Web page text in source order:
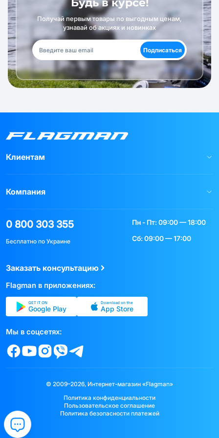
Будь в курсе!
Получай первым товары по выгодным ценам,
узнавай об акциях и новинках
Подписаться
Клиентам
Компания
0 800 303 355
Бесплатно по Украине
Пн - Пт: 09:00 — 18:00
Сб: 09:00 — 17:00
Заказать консультацию
Flagman в приложениях:
GET IT ON
Google Play
Download on the
App Store
Мы в соцсетях:
© 2009–2026, Интернет-магазин «Flagman»
Политика конфиденциальности
Пользовательское соглашение
Политика безопасности платежей